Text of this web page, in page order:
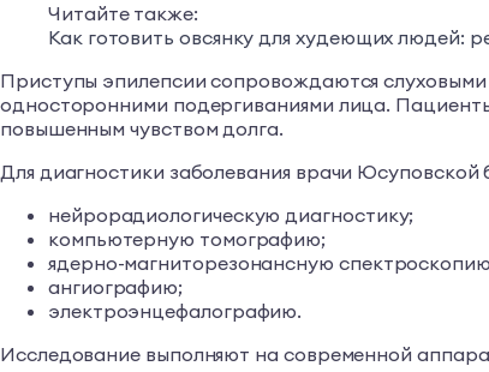
Читайте также:
Как готовить овсянку для худеющих людей:
Приступы эпилепсии сопровождаются
односторонними подергиваниями лица.
повышенным чувством долга.
Для диагностики заболевания врачи
нейрорадиологическую диагностику;
компьютерную томографию;
ядерно-магниторезонансную
ангиографию;
электроэнцефалографию.
Исследование выполняют на современной